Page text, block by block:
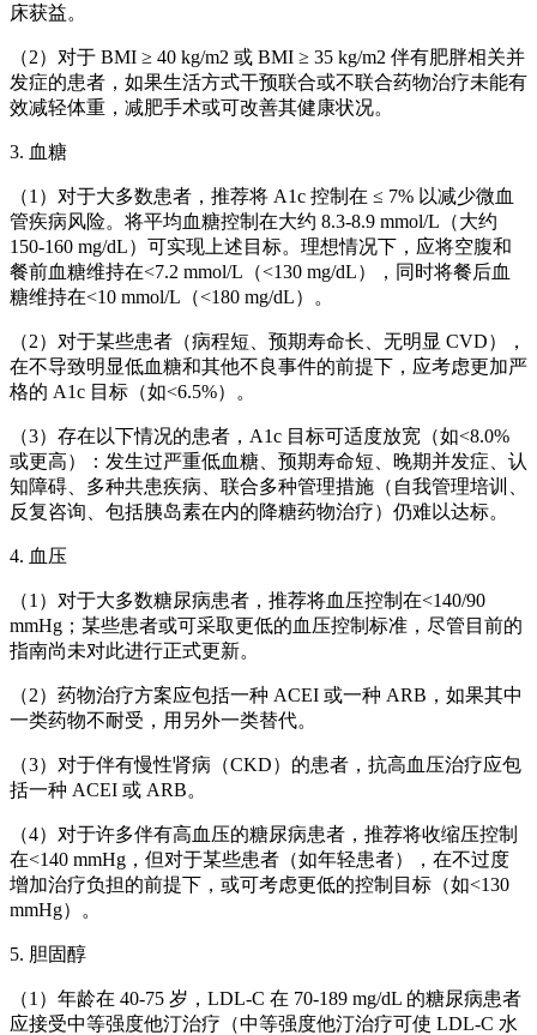
床获益。
（2）对于 BMI ≥ 40 kg/m2 或 BMI ≥ 35 kg/m2 伴有肥胖相关并
发症的患者，如果生活方式干预联合或不联合药物治疗未能有
效减轻体重，减肥手术或可改善其健康状况。
3. 血糖
（1）对于大多数患者，推荐将 A1c 控制在 ≤ 7% 以减少微血
管疾病风险。将平均血糖控制在大约 8.3-8.9 mmol/L（大约
150-160 mg/dL）可实现上述目标。理想情况下，应将空腹和
餐前血糖维持在<7.2 mmol/L（<130 mg/dL），同时将餐后血
糖维持在<10 mmol/L（<180 mg/dL）。
（2）对于某些患者（病程短、预期寿命长、无明显 CVD），
在不导致明显低血糖和其他不良事件的前提下，应考虑更加严
格的 A1c 目标（如<6.5%）。
（3）存在以下情况的患者，A1c 目标可适度放宽（如<8.0%
或更高）：发生过严重低血糖、预期寿命短、晚期并发症、认
知障碍、多种共患疾病、联合多种管理措施（自我管理培训、
反复咨询、包括胰岛素在内的降糖药物治疗）仍难以达标。
4. 血压
（1）对于大多数糖尿病患者，推荐将血压控制在<140/90
mmHg；某些患者或可采取更低的血压控制标准，尽管目前的
指南尚未对此进行正式更新。
（2）药物治疗方案应包括一种 ACEI 或一种 ARB，如果其中
一类药物不耐受，用另外一类替代。
（3）对于伴有慢性肾病（CKD）的患者，抗高血压治疗应包
括一种 ACEI 或 ARB。
（4）对于许多伴有高血压的糖尿病患者，推荐将收缩压控制
在<140 mmHg，但对于某些患者（如年轻患者），在不过度
增加治疗负担的前提下，或可考虑更低的控制目标（如<130
mmHg）。
5. 胆固醇
（1）年龄在 40-75 岁，LDL-C 在 70-189 mg/dL 的糖尿病患者
应接受中等强度他汀治疗（中等强度他汀治疗可使 LDL-C 水